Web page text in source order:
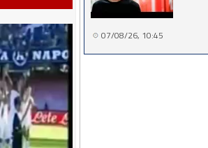
07/08/26, 10:45